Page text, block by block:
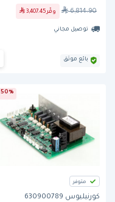
6,814.90 وفّر 3,407.45
توصيل مجاني
بائع موثق
50% خصم
متوفر
كورنيليوس 630900789